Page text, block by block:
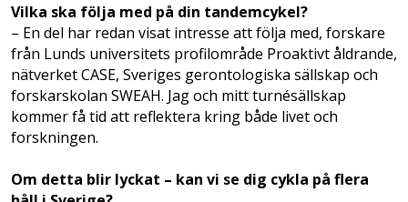
Vilka ska följa med på din tandemcykel?
– En del har redan visat intresse att följa med, forskare
från Lunds universitets profilområde Proaktivt åldrande,
nätverket CASE, Sveriges gerontologiska sällskap och
forskarskolan SWEAH. Jag och mitt turnésällskap
kommer få tid att reflektera kring både livet och
forskningen.
Om detta blir lyckat – kan vi se dig cykla på flera